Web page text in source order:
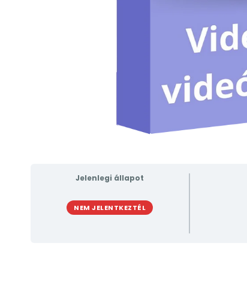
Jelenlegi állapot
NEM JELENTKEZTÉL